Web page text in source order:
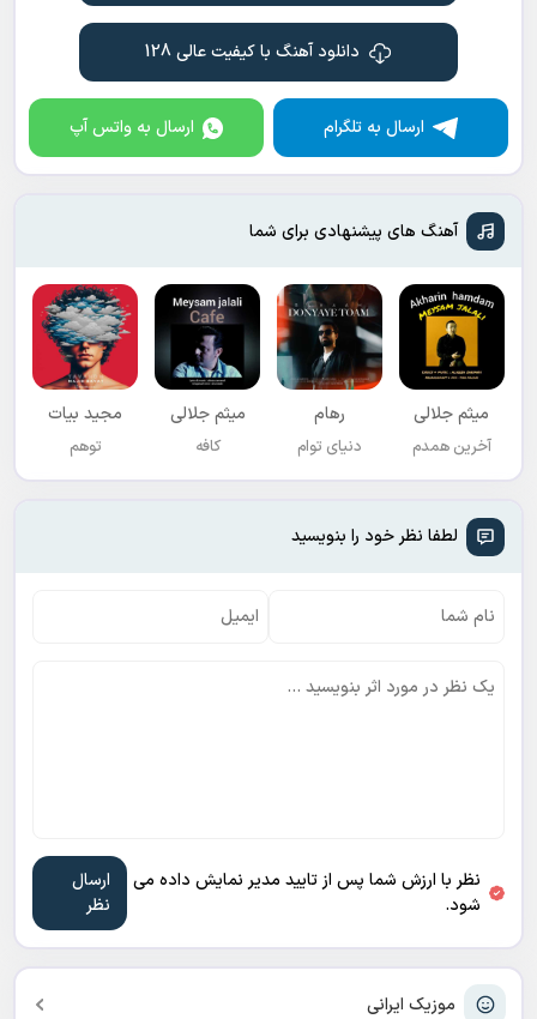
موزیک ایرانی
دانلود آهنگ با کیفیت عالی 128
ارسال به تلگرام ارسال به واتس آپ
آهنگ های پیشنهادی برای شما
میثم جلالی
آخرین همدم
رهام
دنیای توام
میثم جلالی
کافه
مجید بیات
توهم
لطفا نظر خود را بنویسید
نظر با ارزش شما پس از تایید مدیر نمایش داده می
شود.